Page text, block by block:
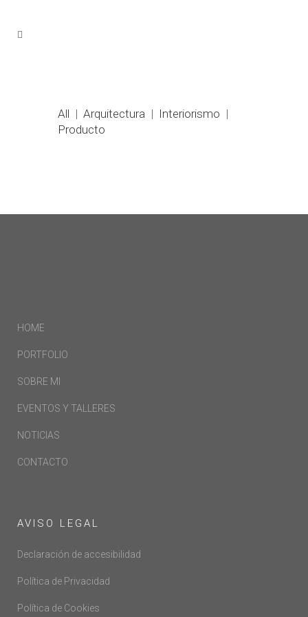
All Arquitectura
Interiorismo
Producto
HOME
PORTFOLIO
SOBRE MI
EVENTOS Y TALLERES
NOTICIAS
CONTACTO
AVISO LEGAL
Declaración de accesibilidad
Política de Privacidad
Política de Cookies